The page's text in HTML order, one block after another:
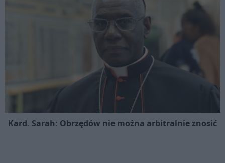
Kard. Sarah: Obrzędów nie można arbitralnie znosić